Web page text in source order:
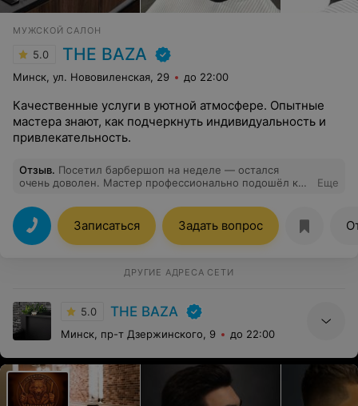
МУЖСКОЙ САЛОН
5.0 THE BAZA
Минск, ул. Нововиленская, 29 до 22:00
Качественные услуги в уютной атмосфере. Опытные
мастера знают, как подчеркнуть индивидуальность и
привлекательность.
Отзыв. Посетил барбершоп на неделе — остался
очень доволен. Мастер профессионально подошёл к
превзошёл ожидания. В салоне чисто, приятная
атмосфера и внимательное обслуживание. Всем
рекомендую — вернусь снова!
Еще
Записаться Задать вопрос
ДРУГИЕ АДРЕСА СЕТИ
5.0 THE BAZA
Минск, пр-т Дзержинского, 9 до 22:00